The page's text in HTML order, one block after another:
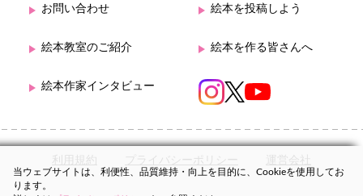
お問い合わせ 絵本を投稿しよう
絵本教室のご紹介 絵本を作る皆さんへ
絵本作家インタビュー
利用規約 プライバシーポリシー 運営会社
当ウェブサイトは、利便性、品質維持・向上を目的に、Cookieを使用してお
ります。